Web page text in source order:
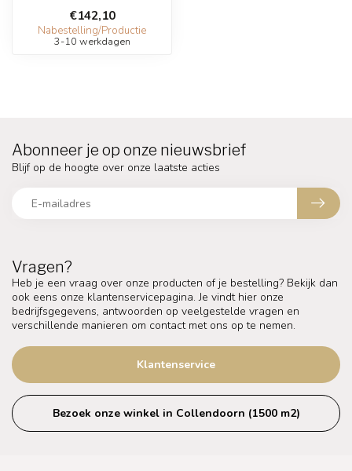
€142,10
Nabestelling/Productie
3-10 werkdagen
Vragen?
Heb je een vraag over onze producten of je bestelling? Bekijk dan
ook eens onze klantenservicepagina. Je vindt hier onze
bedrijfsgegevens, antwoorden op veelgestelde vragen en
verschillende manieren om contact met ons op te nemen.
Klantenservice
Bezoek onze winkel in Collendoorn (1500 m2)
Abonneer je op onze nieuwsbrief
Blijf op de hoogte over onze laatste acties